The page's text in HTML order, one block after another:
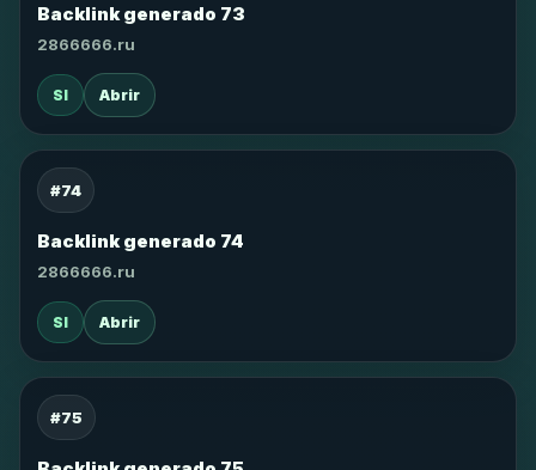
Backlink generado 73
2866666.ru
SI Abrir
#74
Backlink generado 74
2866666.ru
SI Abrir
#75